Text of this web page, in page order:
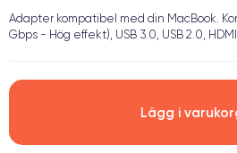
Adapter kompatibel med din MacBook.
Gbps - Hög effekt), USB 3.0, USB 2.0,
Lägg i